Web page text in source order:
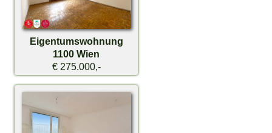
Eigentumswohnung
1100 Wien
€ 275.000,-